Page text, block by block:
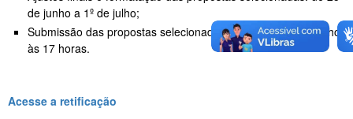
de junho a 1º de julho;
Submissão das propostas selecionadas à Finep: até 2 de julho,
às 17 horas.
Acesse a retificação